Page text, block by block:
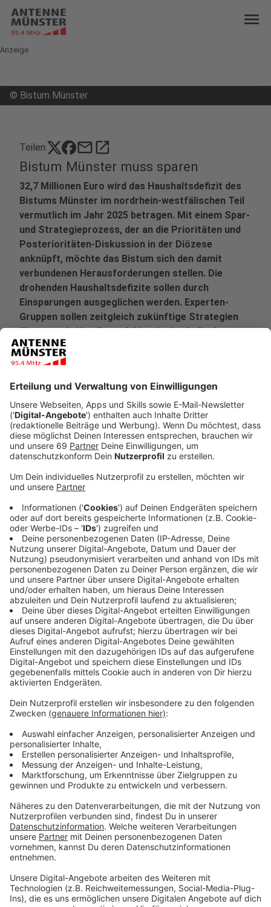
menu
Anzeige
© Bistum Münster
Teilen: mailopen_in_new
Bistum Münster muss sparen
32,7 Millionen Euro wird das Haushaltsdefizit des
Bistums Münster im nordrhein-westfälischen Teil
vermutlich im Jahr 2025 betragen. Mit einem Spar-
und Strategieprozess, der an die Prioritäten und
Posterioritäten-Diskussion in der Diözese
anknüpft, möchte das Bistum sich den damit
verbundenen Herausforderungen stellen. Die
drohenden Haushaltsdefizite sollen durch
Einsparungen ausgeglichen werden. Experten-
Gruppen sollen zeitgleich zukünftige Strategien
für zentrale Handlungsfelder der katholischen
Kirche im Bistum Münster entwickeln.
Anzeige
"Nur, wenn wir kurzfristig und in den nächsten Jahren
verantwortlich handeln, haben wir noch Handlungs- und
Gestaltungsspielraum. Denn in den Jahren nach 2025
wird das Haushaltsdefizit eher wachsen", macht
Generalvikar Dr. Klaus Winterkamp in einem Schreiben
deutlich, das am 21. Januar an die Mitarbeiterinnen und
Mitarbeiter des Bischöflichen Generalvikariates und
des Offizialats (Kirchengericht) versandt wurde. In
dem Schreiben kündigt Winterkamp konkrete
Maßnahmen an, die in der vergangenen Woche auf
einer Klausurtagung unter Leitung von Bischof Dr. Felix
Genn beschlossen wurden.
Anzeige
©Bistum Münster
So wird es im Bischöflichen Generalvikariat und den
angeschlossenen Dienststellen einen Personalabbau
hier rund 650 Mitarbeiterinnen und Mitarbeiter. "Das
werden wir sozial verträglich umsetzen", kündigt
Winterkamp an. Betriebsbedingte Kündigungen werde
es nicht geben. Ab sofort gelte aber eine
werdende Stellen sollen in der Regel nicht
wiederbesetzt werden.